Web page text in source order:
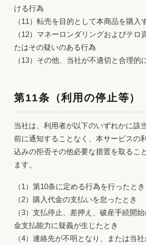
ける行為
（11）転売を目的として本商品を購入
（12）マネーロンダリングおよびテロ
たはその疑いのある行為
（13）その他、当社が不適切と合理的
第11条（利用の停止等）
当社は、利用者が以下のいずれかに該
前に通知することなく、本サービスの
込みの拒否その他必要な措置を取るこ
ます。
（1）第10条に定める行為を行ったとき
（2）購入代金の支払いを怠ったとき
（3）支払停止、差押え、破産手続開
金支払能力に疑義が生じたとき
（4）連絡先が不明となり、または当